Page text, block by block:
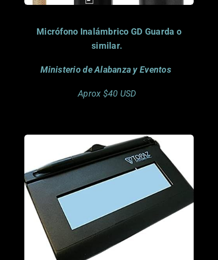
Micrófono Inalámbrico GD Guarda o
similar.
Ministerio de Alabanza y Eventos
Aprox $40 USD
Porfavor considera
donar este articulo.
Gracias.